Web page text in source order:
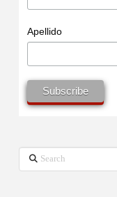
Apellido
Search